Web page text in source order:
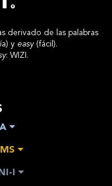
derivado de las palabras
y easy(fácil).
: WIZI.
I